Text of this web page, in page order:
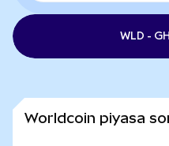
WLD -
Worldcoin piyasa